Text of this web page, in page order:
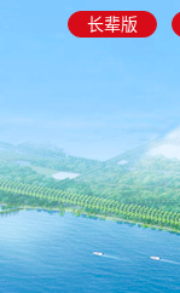
长辈版